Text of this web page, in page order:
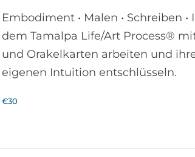
Embodiment • Malen • Schreiben
dem Tamalpa Life/Art Process®
und Orakelkarten arbeiten und
eigenen Intuition entschlüsseln.
€30